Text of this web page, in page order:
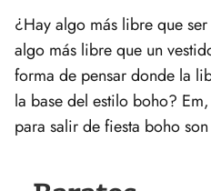
¿Hay algo más libre que
algo más libre que un
forma de pensar donde la
la base del estilo boho?
para salir de fiesta boho